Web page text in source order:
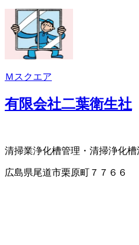
Ｍスクエア
有限会社二葉衛生社
清掃業浄化槽管理・清掃浄化槽
広島県尾道市栗原町７７６６